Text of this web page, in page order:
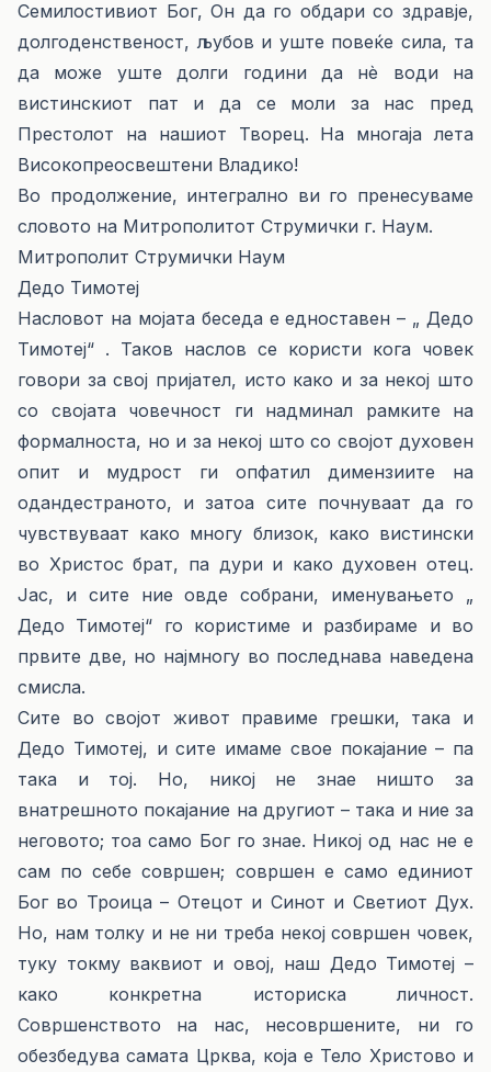
Семилостивиот Бог, Он да го обдари со здравје,
долгоденственост, љубов и уште повеќе сила, та
да може уште долги години да нѐ води на
вистинскиот пат и да се моли за нас пред
Престолот на нашиот Творец. На многаја лета
Високопреосвештени Владико!
Во продолжение, интегрално ви го пренесуваме
словото на Митрополитот Струмички г. Наум.
Митрополит Струмички Наум
Дедо Тимотеј
Насловот на мојата беседа е едноставен – „ Дедо
Тимотеј“ . Таков наслов се користи кога човек
говори за свој пријател, исто како и за некој што
со својата човечност ги надминал рамките на
формалноста, но и за некој што со својот духовен
опит и мудрост ги опфатил димензиите на
одандестраното, и затоа сите почнуваат да го
чувствуваат како многу близок, како вистински
во Христос брат, па дури и како духовен отец.
Јас, и сите ние овде собрани, именувањето „
Дедо Тимотеј“ го користиме и разбираме и во
првите две, но најмногу во последнава наведена
смисла.
Сите во својот живот правиме грешки, така и
Дедо Тимотеј, и сите имаме свое покајание – па
така и тој. Но, никој не знае ништо за
внатрешното покајание на другиот – така и ние за
неговото; тоа само Бог го знае. Никој од нас не е
сам по себе совршен; совршен е само единиот
Бог во Троица – Отецот и Синот и Светиот Дух.
Но, нам толку и не ни треба некој совршен човек,
туку токму ваквиот и овој, наш Дедо Тимотеј –
како конкретна историска личност.
Совршенството на нас, несовршените, ни го
обезбедува самата Црква, која е Тело Христово и